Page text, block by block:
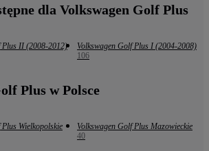
dla Volkswagen Golf Plus
Plus II (2008-2012)
Volkswagen Golf Plus I (2004-2008)
106
Plus w Polsce
Wielkopolskie
Volkswagen Golf Plus Mazowieckie
40